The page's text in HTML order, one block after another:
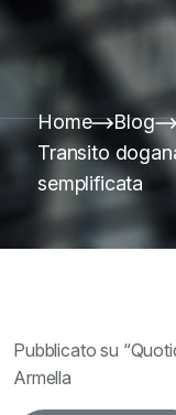
Home
Blog
Transito
semplificata
Pubblicato su
Armella